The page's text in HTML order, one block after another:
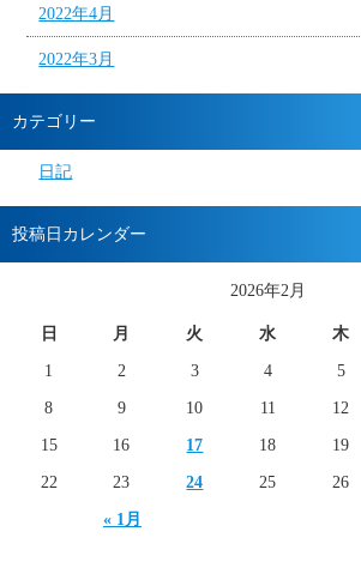
2022年4月
2022年3月
カテゴリー
日記
投稿日カレンダー
2026年2月
日 月 火 水 木
« 1月
1 2 3 4 5
8 9 10 11 12
15 16 17 18 19
22 23 24 25 26